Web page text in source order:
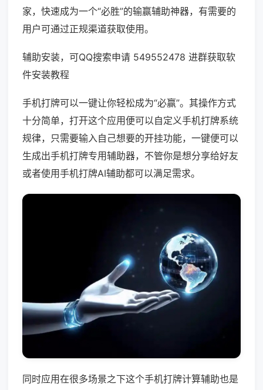
家，快速成为一个“必胜”的输赢辅助神器，有需要的
用户可通过正规渠道获取使用。
辅助安装，可QQ搜索申请 549552478 进群获取软
件安装教程
手机打牌可以一键让你轻松成为“必赢”。其操作方式
十分简单，打开这个应用便可以自定义手机打牌系统
规律，只需要输入自己想要的开挂功能，一键便可以
生成出手机打牌专用辅助器，不管你是想分享给好友
或者使用手机打牌AI辅助都可以满足需求。
同时应用在很多场景之下这个手机打牌计算辅助也是